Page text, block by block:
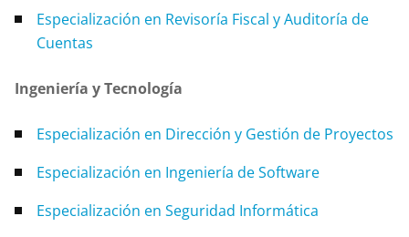
Especialización en Revisoría Fiscal y Auditoría de
Cuentas
Ingeniería y Tecnología
Especialización en Dirección y Gestión de Proyectos
Especialización en Ingeniería de Software
Especialización en Seguridad Informática